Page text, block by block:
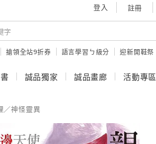
登入 註冊
搶領全站9折券 語言學習ㄅ級分 迎新開鞋祭
誠品獨家 誠品畫廊 活動專區
／神怪靈異